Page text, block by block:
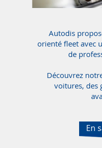
Autodis
orienté fleet avec
de
Découvrez
voitures, des
En